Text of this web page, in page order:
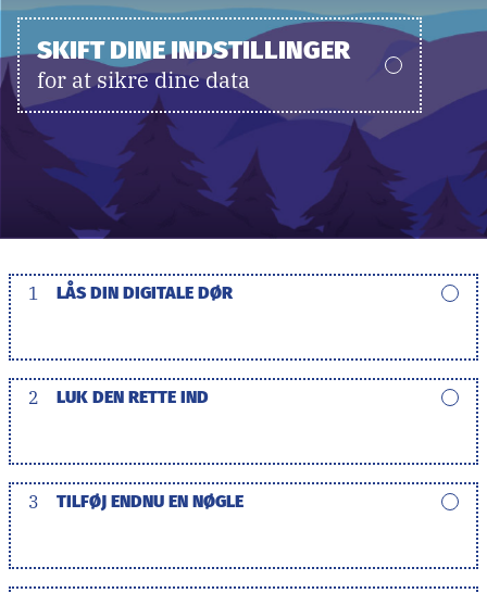
SKIFT DINE INDSTILLINGER
for at sikre dine data
1 LÅS DIN DIGITALE DØR
2 LUK DEN RETTE IND
3 TILFØJ ENDNU EN NØGLE